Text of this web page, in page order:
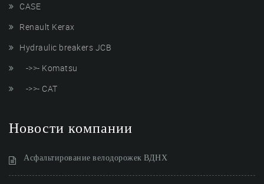
CASE
Renault Kerax
Hydraulic breakers JCB
->>- Komatsu
->>- CAT
Новости компании
Асфальтирование велодорожек ВДНХ